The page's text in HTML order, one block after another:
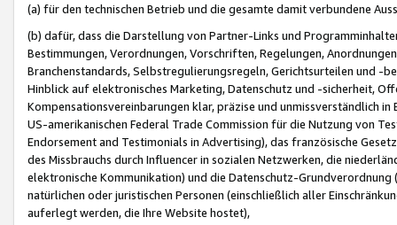
(a) für den technischen Betrieb und die gesamte damit verbundene
(b) dafür, dass die Darstellung von Partner-Links und
Bestimmungen, Verordnungen, Vorschriften, Regelungen,
Branchenstandards, Selbstregulierungsregeln, Gerichtsurteilen und -
Hinblick auf elektronisches Marketing, Datenschutz und -sicherheit,
Kompensationsvereinbarungen klar, präzise und unmissverständlich
US-amerikanischen Federal Trade Commission für die Nutzung von
Endorsement and Testimonials in Advertising), das französische
des Missbrauchs durch Influencer in sozialen Netzwerken, die
elektronische Kommunikation) und die Datenschutz-
natürlichen oder juristischen Personen (einschließlich aller
auferlegt werden, die Ihre Website hostet),